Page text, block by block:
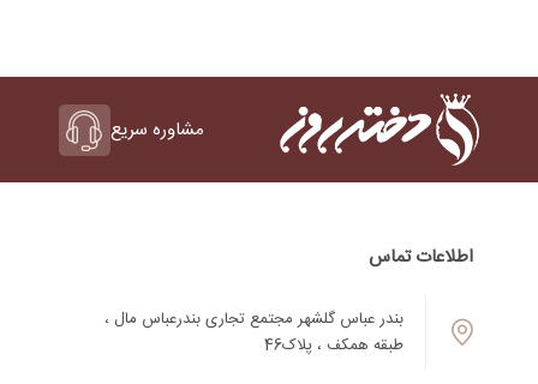
مشاوره سریع
اطلاعات تماس
بندر عباس گلشهر مجتمع تجاری بندرعباس مال ،
طبقه همکف ، پلاک46